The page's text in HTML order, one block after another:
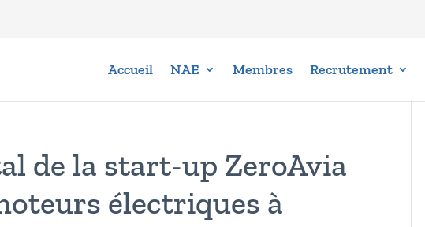
Accueil NAE Membres Recrutement
de la start-up ZeroAvia
électriques à